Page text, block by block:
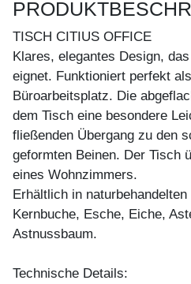
TISCH CITIUS OFFICE
Klares, elegantes Design,
eignet. Funktioniert perfekt
Büroarbeitsplatz. Die
dem Tisch eine besondere
fließenden Übergang zu den
geformten Beinen. Der Tisch
eines Wohnzimmers.
Erhältlich in
Kernbuche, Esche, Eiche,
Astnussbaum.
Technische Details: